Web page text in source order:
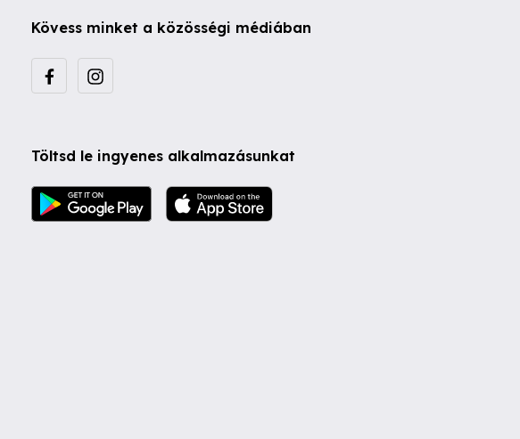
Kövess minket a közösségi médiában
Töltsd le ingyenes alkalmazásunkat